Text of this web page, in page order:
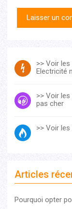
>> Voir
Electricité
>> Voir
pas cher
>> Voir
Articles
Pourquoi opter